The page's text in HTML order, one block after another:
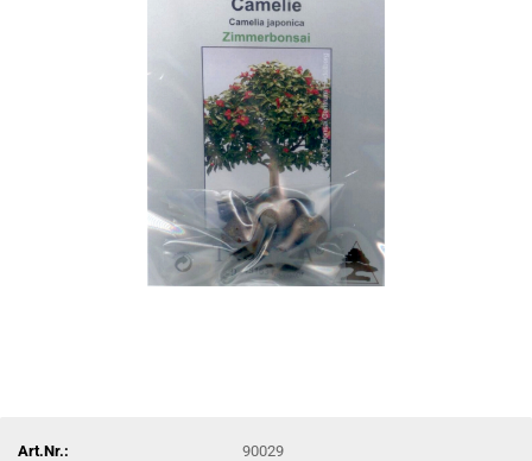
Art.Nr.:
90029